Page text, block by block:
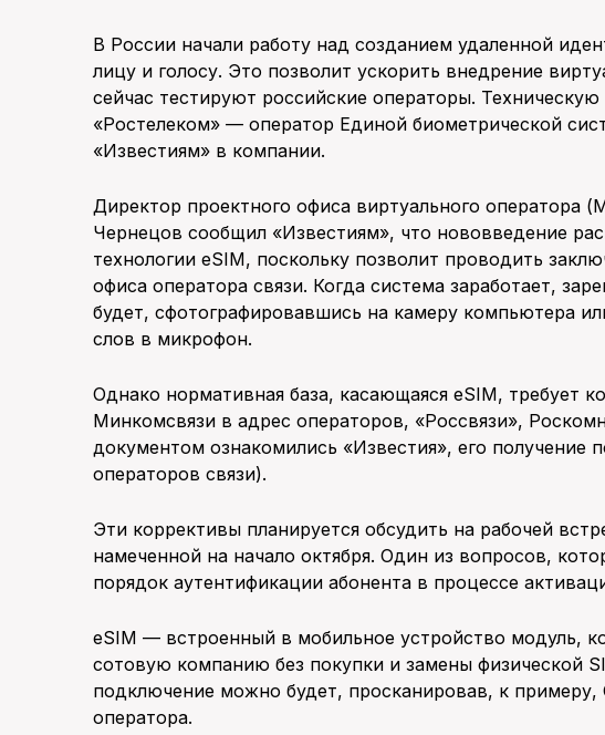
В России начали работу над созданием удаленной
лицу и голосу. Это позволит ускорить внедрение
сейчас тестируют российские операторы.
«Ростелеком» — оператор Единой биометрической
«Известиям» в компании.
Директор проектного офиса виртуального оператора
Чернецов сообщил «Известиям», что нововведение
технологии eSIM, поскольку позволит проводить
офиса оператора связи. Когда система заработает,
будет, сфотографировавшись на камеру компьютера
слов в микрофон.
Однако нормативная база, касающаяся eSIM, требует
Минкомсвязи в адрес операторов, «Россвязи»,
документом ознакомились «Известия», его получение
операторов связи).
Эти коррективы планируется обсудить на рабочей
намеченной на начало октября. Один из вопросов,
порядок аутентификации абонента в процессе
eSIM — встроенный в мобильное устройство модуль,
сотовую компанию без покупки и замены физической
подключение можно будет, просканировав, к примеру,
оператора.